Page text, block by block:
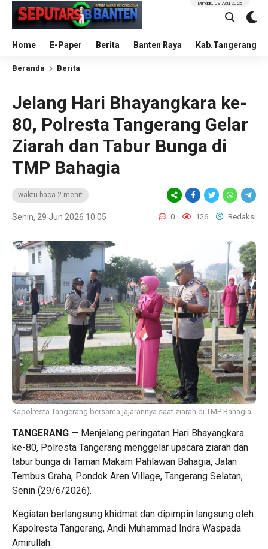
Home E-Paper Berita Banten Raya Kab.Tangerang
Minggu, 09 Agu 2026
Beranda Berita
Jelang Hari Bhayangkara ke-
80, Polresta Tangerang Gelar
Ziarah dan Tabur Bunga di
TMP Bahagia
waktu baca 2 menit
Senin, 29 Jun 2026 10:05 0 126 Redaksi
Kapolresta Tangerang bersama jajarannya saat ziarah di TMP Bahagia.
TANGERANG — Menjelang peringatan Hari Bhayangkara
ke-80, Polresta Tangerang menggelar upacara ziarah dan
tabur bunga di Taman Makam Pahlawan Bahagia, Jalan
Tembus Graha, Pondok Aren Village, Tangerang Selatan,
Senin (29/6/2026).
Kegiatan berlangsung khidmat dan dipimpin langsung oleh
Kapolresta Tangerang, Andi Muhammad Indra Waspada
Amirullah.